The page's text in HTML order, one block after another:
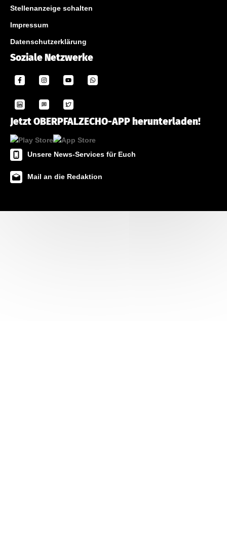
Stellenanzeige schalten
Impressum
Datenschutzerklärung
Soziale Netzwerke
Jetzt OBERPFALZECHO-APP herunterladen!
Unsere News-Services für Euch
Mail an die Redaktion